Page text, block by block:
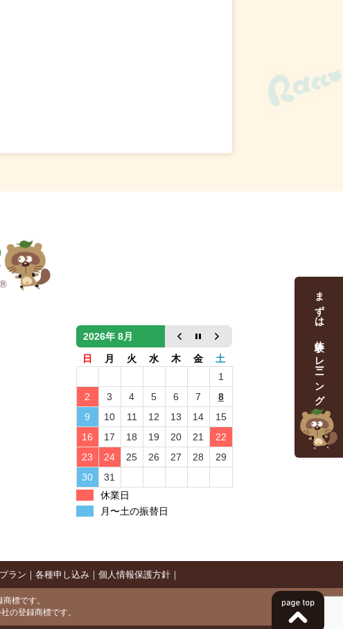
2026年 8月
日
月 火 水 木 金
土
1
2
3 4 5 6 7
8
9
10 11 12 13 14
15
16
17 18 19 20 21
22
23
24 25 26 27 28
29
30
31
休業日
月〜土の振替日
まずは、体験トレーニング
ラン ｜ 各種申し込み｜ 個人情報保護方針｜
標です。
の登録商標です。